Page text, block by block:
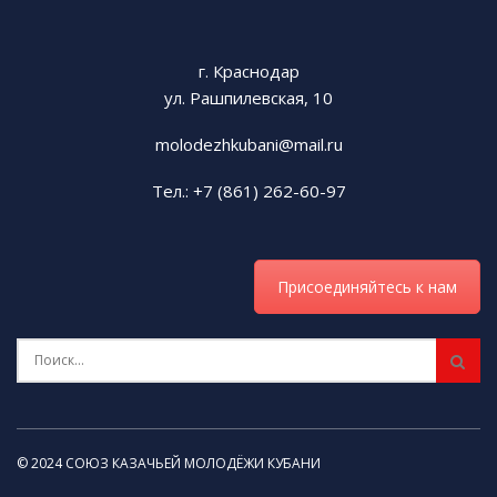
г. Краснодар
ул. Рашпилевская, 10
molodezhkubani@mail.ru
Тел.: +7 (861) 262-60-97
Присоединяйтесь к нам
© 2024 СОЮЗ КАЗАЧЬЕЙ МОЛОДЁЖИ КУБАНИ